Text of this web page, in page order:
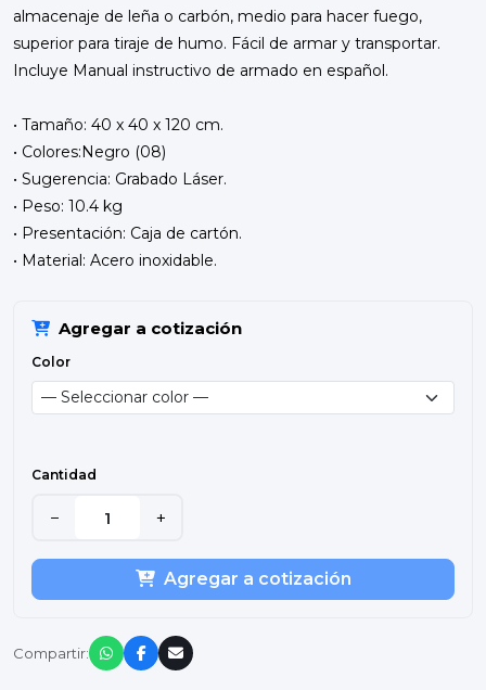
almacenaje de leña o carbón, medio para hacer fuego,
superior para tiraje de humo. Fácil de armar y transportar.
Incluye Manual instructivo de armado en español.
• Tamaño: 40 x 40 x 120 cm.
• Colores:Negro (08)
• Sugerencia: Grabado Láser.
• Peso: 10.4 kg
• Presentación: Caja de cartón.
• Material: Acero inoxidable.
Agregar a cotización
Color
Cantidad
− +
Agregar a cotización
Compartir: